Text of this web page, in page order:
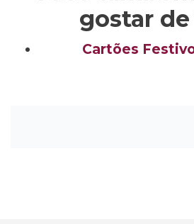
gostar de
Cartões